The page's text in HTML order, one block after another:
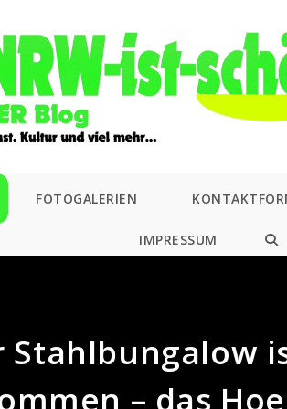
FOTOGALERIEN
IMPRESSUM
Stahlbungalow
– das